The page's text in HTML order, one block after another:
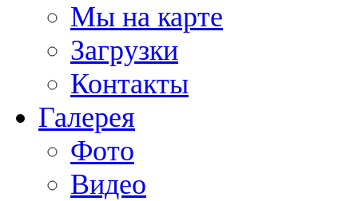
Мы на карте
Загрузки
Контакты
Галерея
Фото
Видео